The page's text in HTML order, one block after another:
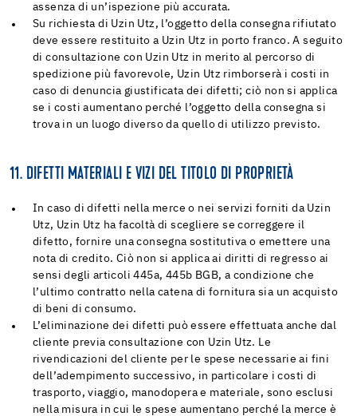
assenza di un’ispezione più accurata.
Su richiesta di Uzin Utz, l’oggetto della consegna rifiutato
deve essere restituito a Uzin Utz in porto franco. A seguito
di consultazione con Uzin Utz in merito al percorso di
spedizione più favorevole, Uzin Utz rimborserà i costi in
caso di denuncia giustificata dei difetti; ciò non si applica
se i costi aumentano perché l’oggetto della consegna si
trova in un luogo diverso da quello di utilizzo previsto.
11. DIFETTI MATERIALI E VIZI DEL TITOLO DI PROPRIETÀ
In caso di difetti nella merce o nei servizi forniti da Uzin
Utz, Uzin Utz ha facoltà di scegliere se correggere il
difetto, fornire una consegna sostitutiva o emettere una
nota di credito. Ciò non si applica ai diritti di regresso ai
sensi degli articoli 445a, 445b BGB, a condizione che
l’ultimo contratto nella catena di fornitura sia un acquisto
di beni di consumo.
L’eliminazione dei difetti può essere effettuata anche dal
cliente previa consultazione con Uzin Utz. Le
rivendicazioni del cliente per le spese necessarie ai fini
dell’adempimento successivo, in particolare i costi di
trasporto, viaggio, manodopera e materiale, sono esclusi
nella misura in cui le spese aumentano perché la merce è